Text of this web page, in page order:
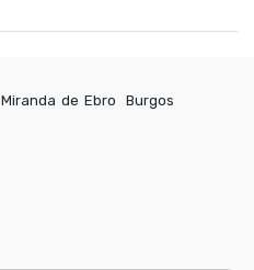
Miranda de Ebro
Burgos